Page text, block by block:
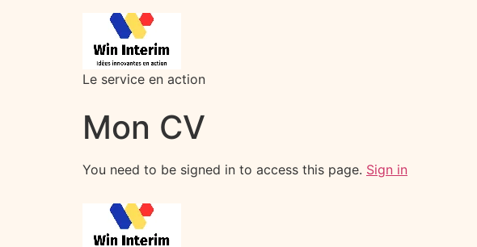
Le service en action
Mon CV
You need to be signed in to access this page. Sign in